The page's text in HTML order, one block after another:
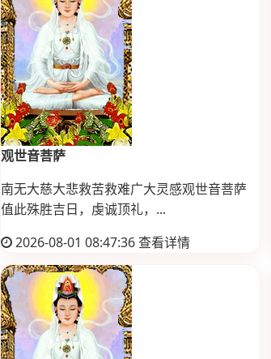
观世音菩萨
南无大慈大悲救苦救难广大灵感观世音菩萨
值此殊胜吉日，虔诚顶礼，...
2026-08-01 08:47:36查看详情